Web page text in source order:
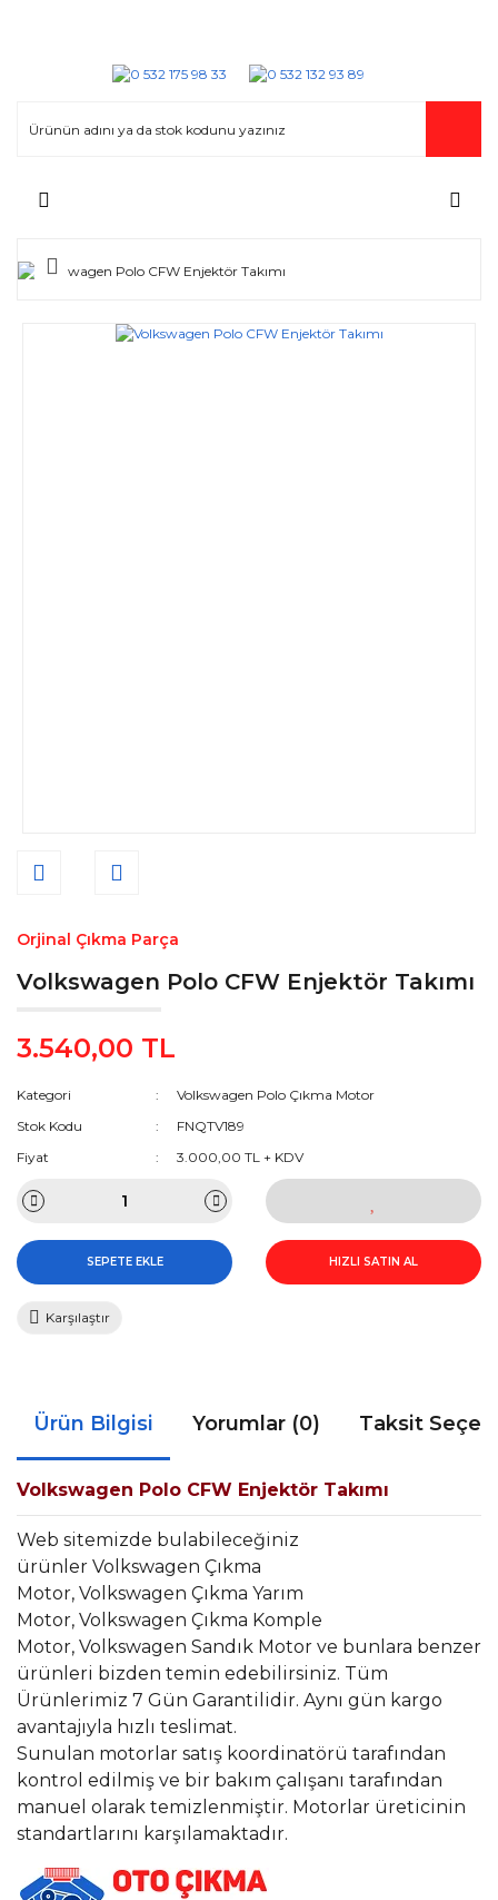
Orjinal Çıkma Parça
Volkswagen Polo CFW Enjektör Takımı
3.540,00 TL
Kategori
Volkswagen Polo Çıkma Motor
Stok Kodu
FNQTV189
Fiyat
3.000,00 TL + KDV
SEPETE EKLE HIZLI SATIN AL
Karşılaştır
Ürün Bilgisi Yorumlar (0) Taksit
Volkswagen Polo CFW Enjektör Takımı
Web sitemizde bulabileceğiniz
ürünler Volkswagen Çıkma
Motor, Volkswagen Çıkma Yarım
Motor, Volkswagen Çıkma Komple
Motor, Volkswagen Sandık Motor ve bunlara benzer
ürünleri bizden temin edebilirsiniz. Tüm
Ürünlerimiz 7 Gün Garantilidir. Aynı gün kargo
avantajıyla hızlı teslimat.
Sunulan motorlar satış koordinatörü tarafından
kontrol edilmiş ve bir bakım çalışanı tarafından
manuel olarak temizlenmiştir. Motorlar üreticinin
standartlarını karşılamaktadır.